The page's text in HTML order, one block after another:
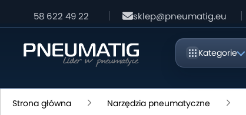
58 622 49 22 sklep@pneumatig.eu
Kategorie
Strona główna Narzędzia pneumatyczne